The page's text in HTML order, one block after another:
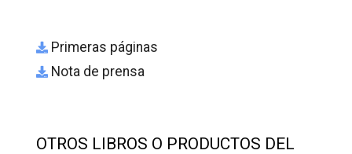
Primeras páginas
Nota de prensa
OTROS LIBROS O PRODUCTOS DEL